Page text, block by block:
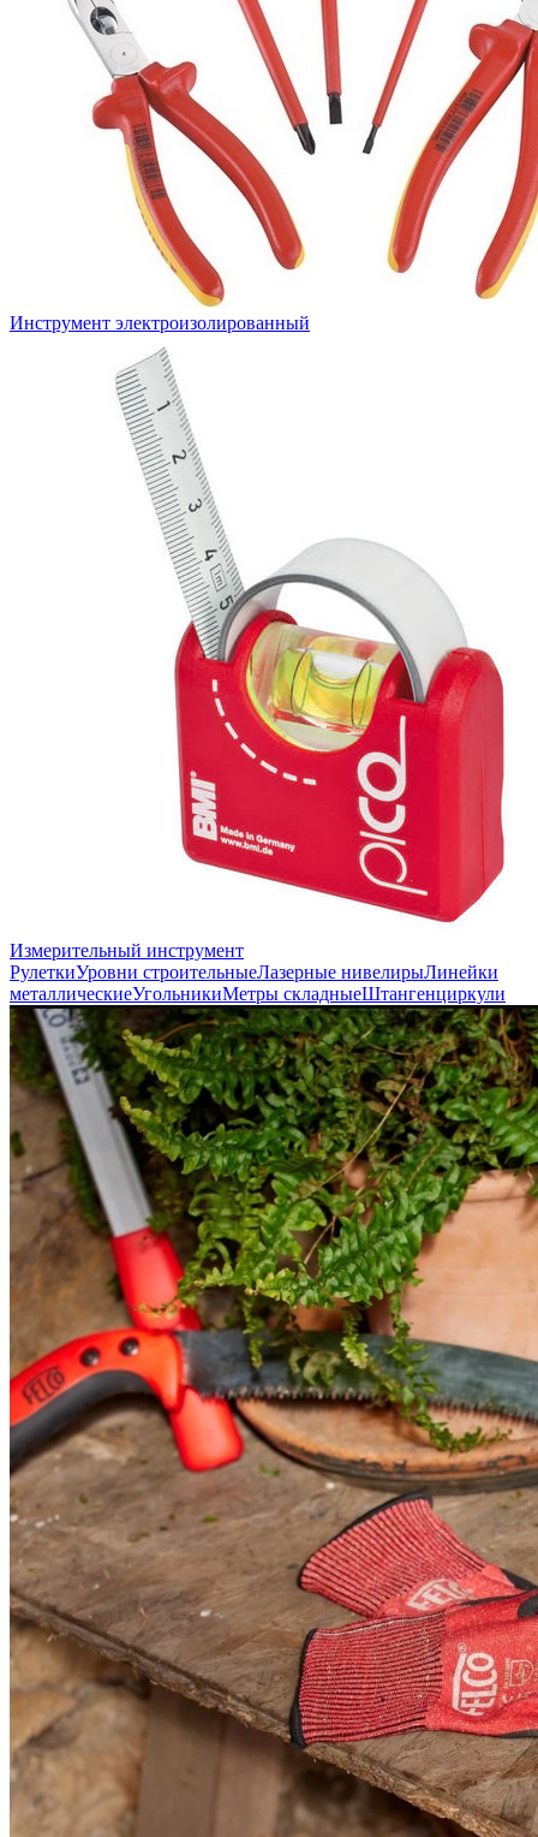
Инструмент электроизолированный
Измерительный инструмент
РулеткиУровни строительныеЛазерные нивелирыЛинейки
металлическиеУгольникиМетры складныеШтангенциркули